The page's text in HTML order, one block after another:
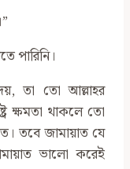
পারিনি।
তা তো আল্লাহর
ক্ষমতা থাকলে তো
তবে জামায়াত যে
ভালো করেই